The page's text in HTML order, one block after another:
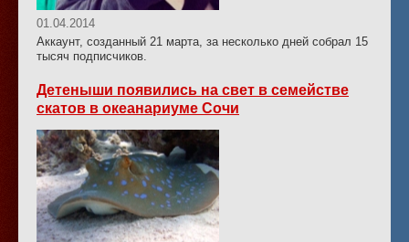
01.04.2014
Аккаунт, созданный 21 марта, за несколько дней собрал 15
тысяч подписчиков.
Детеныши появились на свет в семействе
скатов в океанариуме Сочи